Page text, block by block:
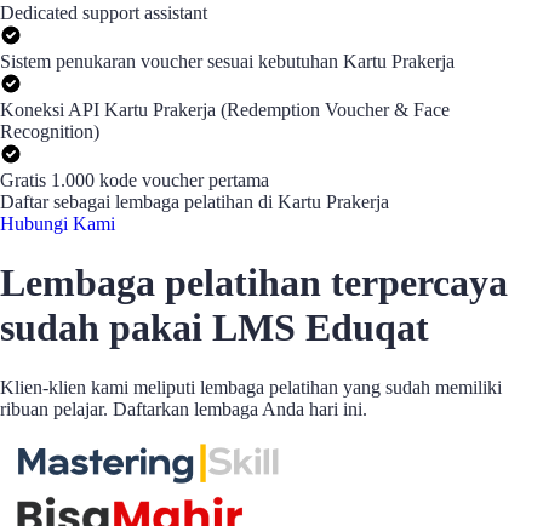
Dedicated support assistant
Sistem penukaran voucher sesuai kebutuhan Kartu Prakerja
Koneksi API Kartu Prakerja (Redemption Voucher & Face
Recognition)
Gratis 1.000 kode voucher pertama
Daftar sebagai lembaga pelatihan di Kartu Prakerja
Hubungi Kami
Lembaga pelatihan terpercaya
sudah pakai LMS Eduqat
Klien-klien kami meliputi lembaga pelatihan yang sudah memiliki
ribuan pelajar. Daftarkan lembaga Anda hari ini.